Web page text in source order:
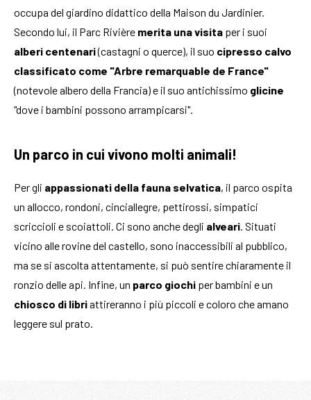
occupa del giardino didattico della Maison du Jardinier.
Secondo lui, il Parc Rivière merita una visita per i suoi
alberi centenari(castagni o querce), il suo cipresso calvo
classificato come "Arbre remarquable de France"
(notevole albero della Francia) e il suo antichissimo glicine
"dove i bambini possono arrampicarsi".
Un parco in cui vivono molti animali!
Per gli appassionati della fauna selvatica, il parco ospita
un allocco, rondoni, cinciallegre, pettirossi, simpatici
scriccioli e scoiattoli. Ci sono anche degli alveari . Situati
vicino alle rovine del castello, sono inaccessibili al pubblico,
ma se si ascolta attentamente, si può sentire chiaramente il
ronzio delle api. Infine, un parco giochi per bambini e un
chiosco di libriattireranno i più piccoli e coloro che amano
leggere sul prato.